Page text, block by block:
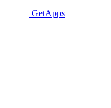
GetApps